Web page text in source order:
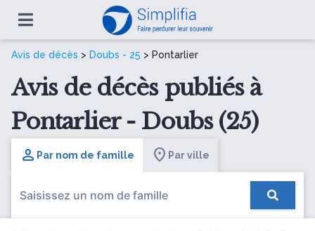
Avis de décès > Doubs - 25 > Pontarlier
Avis de décès publiés à
Pontarlier - Doubs (25)
Par nom de famille Par ville